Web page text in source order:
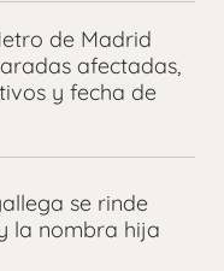
de Madrid
afectadas,
y fecha de
se rinde
la nombra hija